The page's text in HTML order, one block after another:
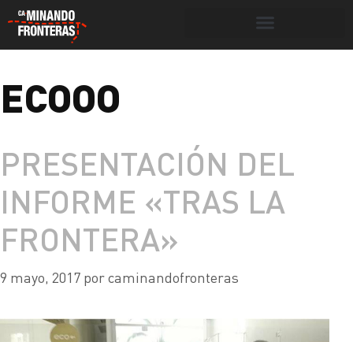
Portada »Ecooo
ECOOO
PRESENTACIÓN DEL
INFORME «TRAS LA
FRONTERA»
9 mayo, 2017 porcaminandofronteras